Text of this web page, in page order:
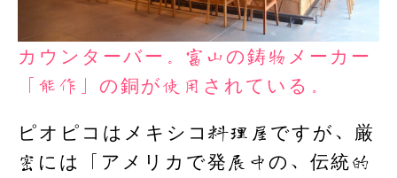
カウンターバー。富山の鋳物メーカー
「能作」の銅が使用されている。
ピオピコはメキシコ料理屋ですが、厳
密には「アメリカで発展中の、伝統的